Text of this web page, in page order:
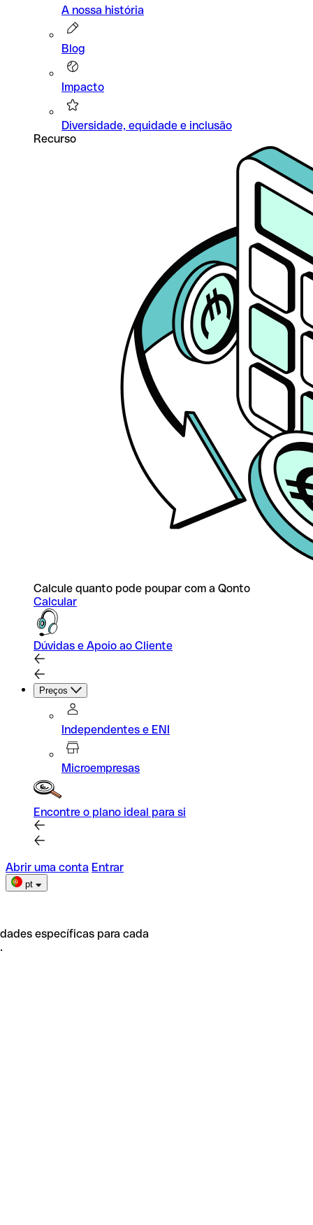
A nossa história
Blog
Impacto
Diversidade, equidade e inclusão
Recurso
Calcule quanto pode poupar com a Qonto
Calcular
Dúvidas e Apoio ao Cliente
Preços
Independentes e ENI
Microempresas
Encontre o plano ideal para si
Abrir uma conta Entrar
pt
específicas para cada